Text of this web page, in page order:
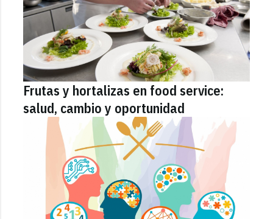
Frutas y hortalizas en food service:
salud, cambio y oportunidad